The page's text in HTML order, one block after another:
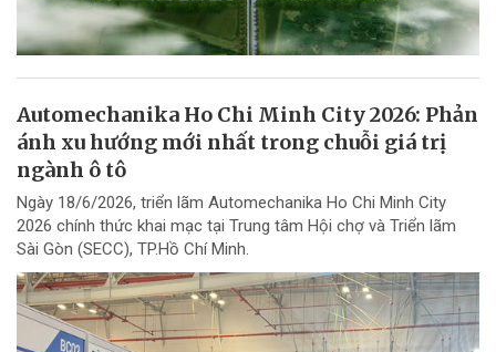
Automechanika Ho Chi Minh City 2026: Phản
ánh xu hướng mới nhất trong chuỗi giá trị
ngành ô tô
Ngày 18/6/2026, triển lãm Automechanika Ho Chi Minh City
2026 chính thức khai mạc tại Trung tâm Hội chợ và Triển lãm
Sài Gòn (SECC), TP.Hồ Chí Minh.